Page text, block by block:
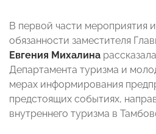
В первой части мероприятия
обязанности заместителя
Евгения Михалина
Департамента туризма и
мерах информирования
предстоящих событиях,
внутреннего туризма в